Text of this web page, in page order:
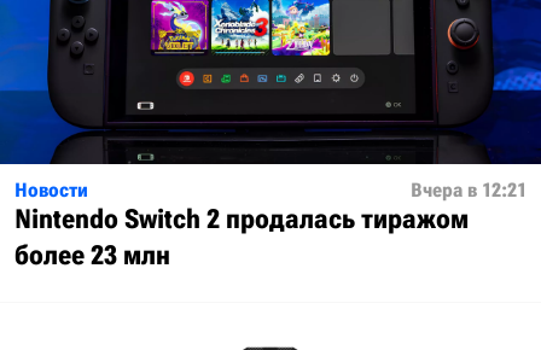
Новости Вчера в 12:21
Nintendo Switch 2 продалась тиражом
более 23 млн